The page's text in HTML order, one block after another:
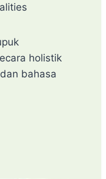
holistik
bahasa